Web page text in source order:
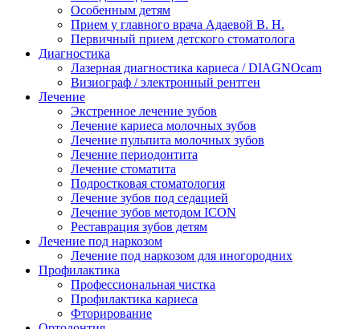
Особенным детям
Прием у главного врача Адаевой В. Н.
Первичный прием детского стоматолога
Диагностика
Лазерная диагностика кариеса / DIAGNOcam
Визиограф / электронный рентген
Лечение
Экстренное лечение зубов
Лечение кариеса молочных зубов
Лечение пульпита молочных зубов
Лечение периодонтита
Лечение стоматита
Подростковая стоматология
Лечение зубов под седацией
Лечение зубов методом ICON
Реставрация зубов детям
Лечение под наркозом
Лечение под наркозом для иногородних
Профилактика
Профессиональная чистка
Профилактика кариеса
Фторирование